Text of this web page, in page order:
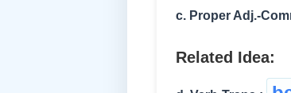
c. Proper Adj.-
Related Idea: